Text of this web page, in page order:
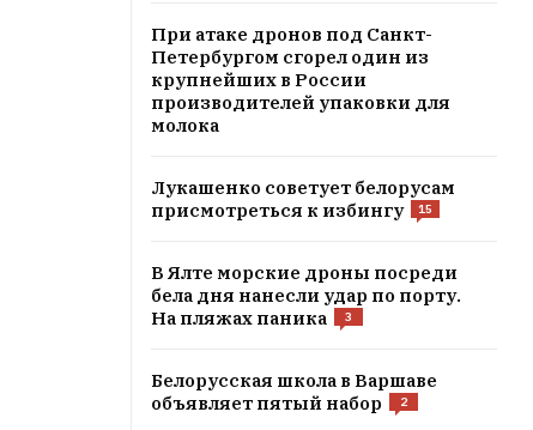
При атаке дронов под Санкт-
Петербургом сгорел один из
крупнейших в России
производителей упаковки для
молока
Лукашенко советует белорусам
присмотреться к избингу
15
В Ялте морские дроны посреди
бела дня нанесли удар по порту.
На пляжах паника
3
Белорусская школа в Варшаве
объявляет пятый набор
2